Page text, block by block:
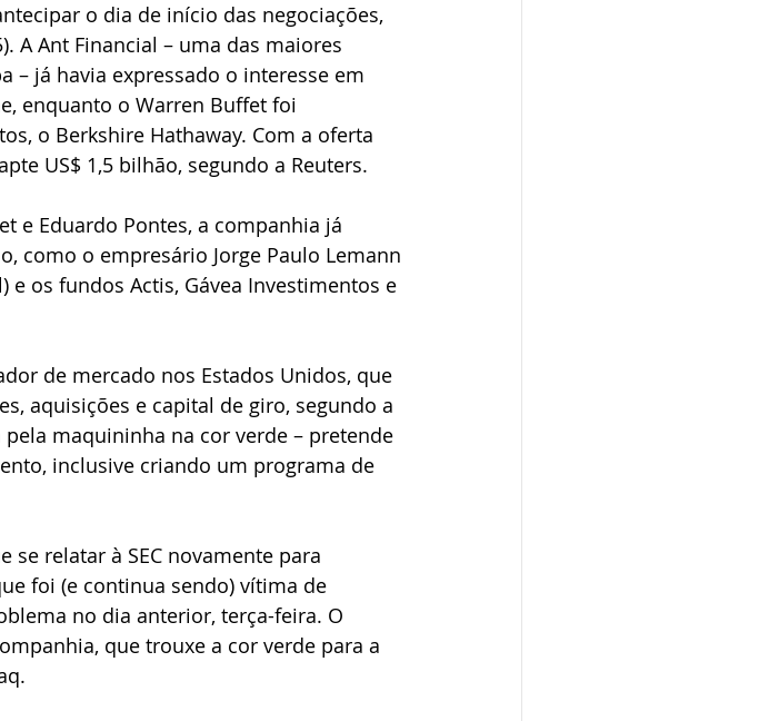
o dia de início das negociações,
A Ant Financial – uma das maiores
– já havia expressado o interesse em
enquanto o Warren Buffet foi
o Berkshire Hathaway. Com a oferta
US$ 1,5 bilhão, segundo a Reuters.
e Eduardo Pontes, a companhia já
como o empresário Jorge Paulo Lemann
e os fundos Actis, Gávea Investimentos e
de mercado nos Estados Unidos, que
aquisições e capital de giro, segundo a
maquininha na cor verde – pretende
inclusive criando um programa de
se relatar à SEC novamente para
foi (e continua sendo) vítima de
no dia anterior, terça-feira. O
que trouxe a cor verde para a